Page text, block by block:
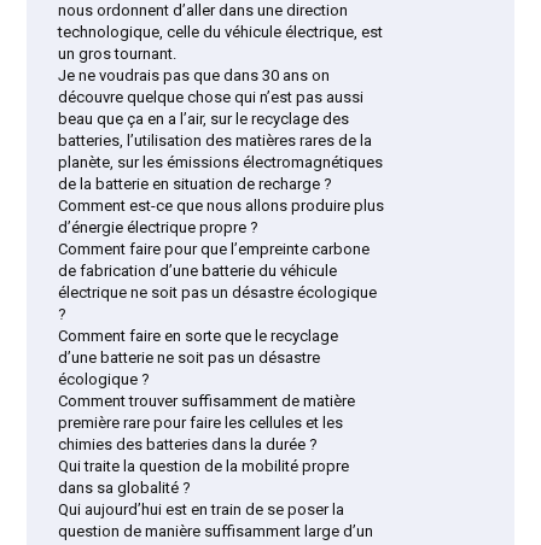
nous ordonnent d’aller dans une direction
technologique, celle du véhicule électrique, est
un gros tournant.
Je ne voudrais pas que dans 30 ans on
découvre quelque chose qui n’est pas aussi
beau que ça en a l’air, sur le recyclage des
batteries, l’utilisation des matières rares de la
planète, sur les émissions électromagnétiques
de la batterie en situation de recharge ?
Comment est-ce que nous allons produire plus
d’énergie électrique propre ?
Comment faire pour que l’empreinte carbone
de fabrication d’une batterie du véhicule
électrique ne soit pas un désastre écologique
?
Comment faire en sorte que le recyclage
d’une batterie ne soit pas un désastre
écologique ?
Comment trouver suffisamment de matière
première rare pour faire les cellules et les
chimies des batteries dans la durée ?
Qui traite la question de la mobilité propre
dans sa globalité ?
Qui aujourd’hui est en train de se poser la
question de manière suffisamment large d’un